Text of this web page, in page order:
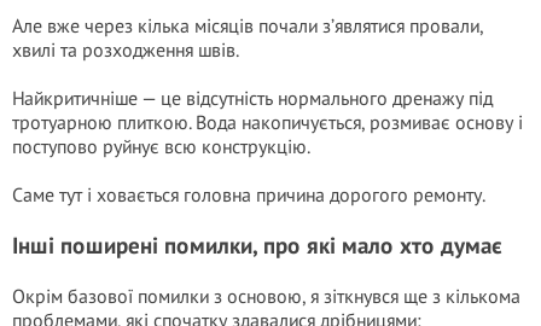
Але вже через кілька місяців почали з’являтися провали,
хвилі та розходження швів.
Найкритичніше — це відсутність нормального дренажу під
тротуарною плиткою. Вода накопичується, розмиває основу і
поступово руйнує всю конструкцію.
Саме тут і ховається головна причина дорогого ремонту.
Інші поширені помилки, про які мало хто думає
Окрім базової помилки з основою, я зіткнувся ще з кількома
проблемами, які спочатку здавалися дрібницями: